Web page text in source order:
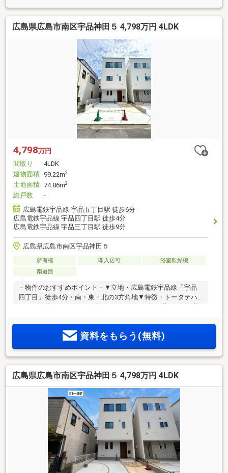
広島県広島市南区宇品神田５ 4,798万円 4LDK
4,798万円
間取り
4LDK
建物面積 99.22m2
土地面積 74.86m2
総戸数
-
広島電鉄宇品線 宇品五丁目駅 徒歩6分
広島電鉄宇品線 宇品四丁目駅 徒歩4分
広島電鉄宇品線 宇品三丁目駅 徒歩9分
広島県広島市南区宇品神田５
所有権 即入居可
浴室乾燥機
南道路
－物件のおすすめポイント－▼立地・広島電鉄宇品線「宇品
四丁目」徒歩4分・南・東・北の3方角地▼特徴・トータテハ
洋室・1階ホールに収納スペースを配置・並列2台駐車可能(車
種による)▼設備・食器洗乾燥機・1616サイズUB・浴室乾燥機
ーたかもり宇品本店 徒歩2分(約140m)■ ご希望の住まい探しを
お手伝いします ━━━━━・・・物件の詳細・ご相談はお気
軽にお問い合わせください。
資料をもらう(無料)
広島県広島市南区宇品神田５ 4,798万円 4LDK